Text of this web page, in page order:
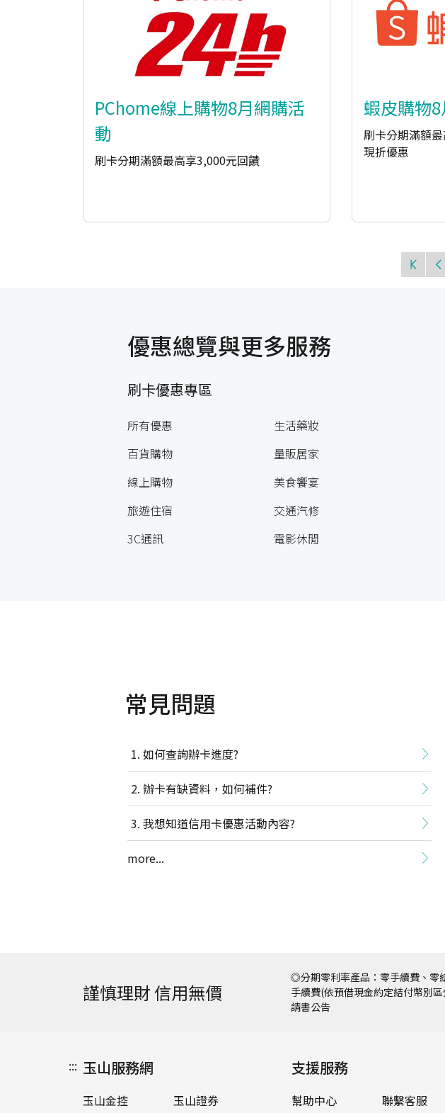
PChome線上購物8月網購活
動
刷卡分期滿額最高享3,000元回饋
蝦皮購物
刷卡分期滿額
現折優惠
優惠總覽與更多服務
刷卡優惠專區
所有優惠
百貨購物
線上購物
旅遊住宿
3C通訊
生活藥妝
量販居家
美食饗宴
交通汽修
電影休閒
常見問題
如何查詢辦卡進度?
辦卡有缺資料，如何補件?
我想知道信用卡優惠活動內容?
more...
謹慎理財 信用無價
◎分期零利率產品：零手續費、
手續費(依預借現金約定結付幣別
請書公告
::: 玉山服務網
玉山金控 玉山證券
支援服務
幫助中心 聯繫客服